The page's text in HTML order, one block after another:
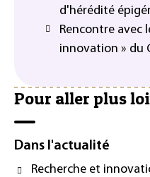
d'hérédité
Rencontre avec
innovation » du
Pour aller plus
Dans l'actualité
Recherche et